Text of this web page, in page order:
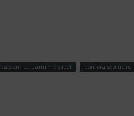
balsam cu parfum delicat confera stalucire